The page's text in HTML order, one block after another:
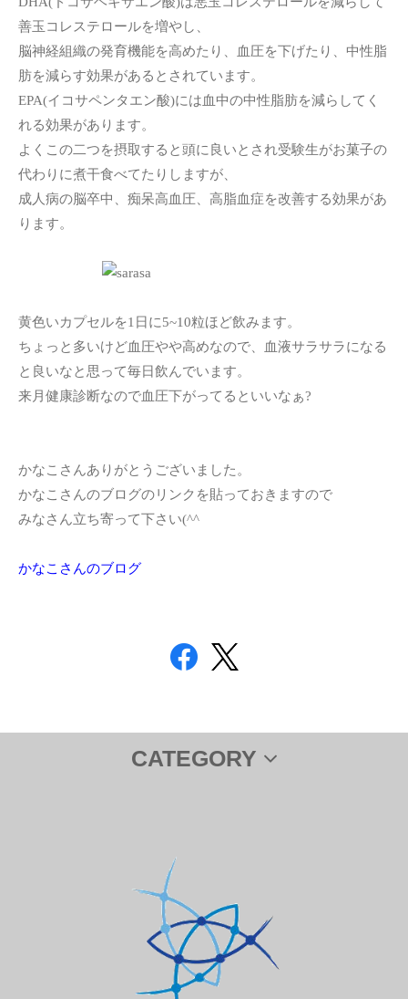
善玉コレステロールを増やし、
脳神経組織の発育機能を高めたり、血圧を下げたり、中性脂
肪を減らす効果があるとされています。
EPA(イコサペンタエン酸)には血中の中性脂肪を減らしてく
れる効果があります。
よくこの二つを摂取すると頭に良いとされ受験生がお菓子の
代わりに煮干食べてたりしますが、
成人病の脳卒中、痴呆高血圧、高脂血症を改善する効果があ
ります。
黄色いカプセルを1日に5~10粒ほど飲みます。
ちょっと多いけど血圧やや高めなので、血液サラサラになる
と良いなと思って毎日飲んでいます。
来月健康診断なので血圧下がってるといいなぁ?
かなこさんありがとうございました。
かなこさんのブログのリンクを貼っておきますので
みなさん立ち寄って下さい(^^ゞ
かなこさんのブログ
CATEGORY